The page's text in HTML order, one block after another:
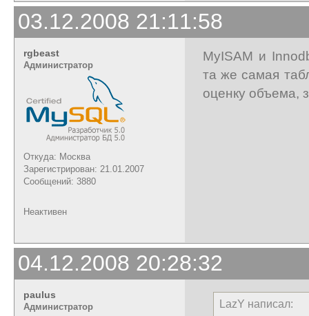
03.12.2008 21:11:58
rgbeast
Администратор
Откуда: Москва
Зарегистрирован: 21.01.2007
Сообщений: 3880
MyISAM и
та же самая
оценку объема,
Неактивен
04.12.2008 20:28:32
paulus
Администратор LazY написал: